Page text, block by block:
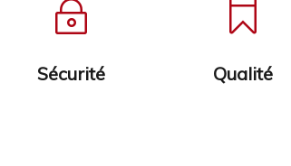
~
Sécurité

Qualité